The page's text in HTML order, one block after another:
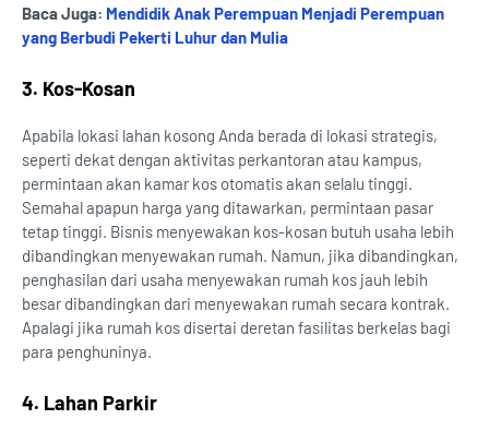
Baca Juga: Mendidik Anak Perempuan Menjadi Perempuan
yang Berbudi Pekerti Luhur dan Mulia
3. Kos-Kosan
Apabila lokasi lahan kosong Anda berada di lokasi strategis,
seperti dekat dengan aktivitas perkantoran atau kampus,
permintaan akan kamar kos otomatis akan selalu tinggi.
Semahal apapun harga yang ditawarkan, permintaan pasar
tetap tinggi. Bisnis menyewakan kos-kosan butuh usaha lebih
dibandingkan menyewakan rumah. Namun, jika dibandingkan,
penghasilan dari usaha menyewakan rumah kos jauh lebih
besar dibandingkan dari menyewakan rumah secara kontrak.
Apalagi jika rumah kos disertai deretan fasilitas berkelas bagi
para penghuninya.
4. Lahan Parkir